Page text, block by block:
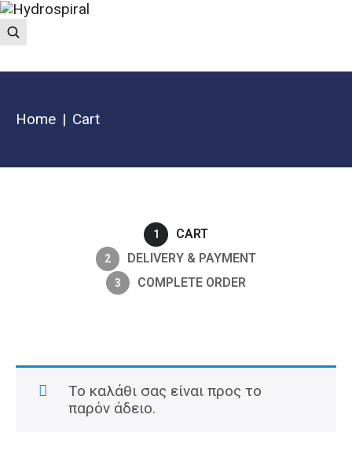
Home Cart
1 CART
2 DELIVERY & PAYMENT
3 COMPLETE ORDER
Το καλάθι σας είναι προς το
παρόν άδειο.